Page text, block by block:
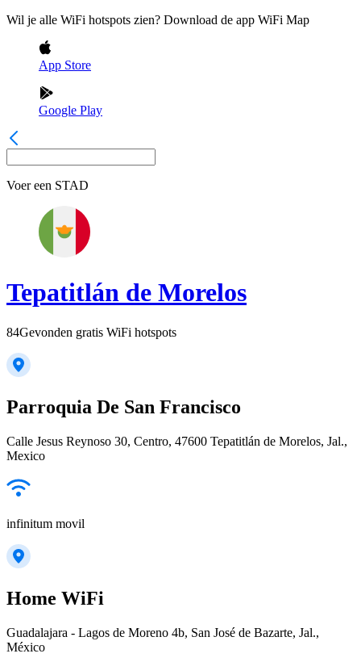
Wil je alle WiFi hotspots zien? Download de app WiFi Map
App Store
Google Play
Voer een STAD
Tepatitlán de Morelos
84Gevonden gratis WiFi hotspots
Parroquia De San Francisco
Calle Jesus Reynoso 30, Centro, 47600 Tepatitlán de Morelos, Jal.,
Mexico
infinitum movil
Home WiFi
Guadalajara - Lagos de Moreno 4b, San José de Bazarte, Jal.,
México